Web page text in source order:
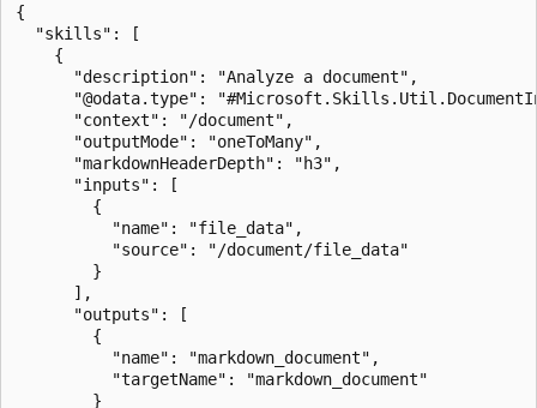
{
  "skills": [
    {
      "description": "Analyze a document",
"@odata.type":
      "context": "/document",
"outputMode": "oneToMany",
      "markdownHeaderDepth": "h3",
      "inputs": [
        {
          "name": "file_data",
          "source": "/document/file_data"
        }
      ],
      "outputs": [
        {
"name": "markdown_document",
          "targetName": "markdown_document"
        }